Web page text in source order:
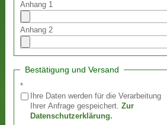
Anhang 1
Anhang 2
Bestätigung und Versand
*
Ihre Daten werden für die Verarbeitung
Ihrer Anfrage gespeichert. Zur
Datenschutzerklärung.